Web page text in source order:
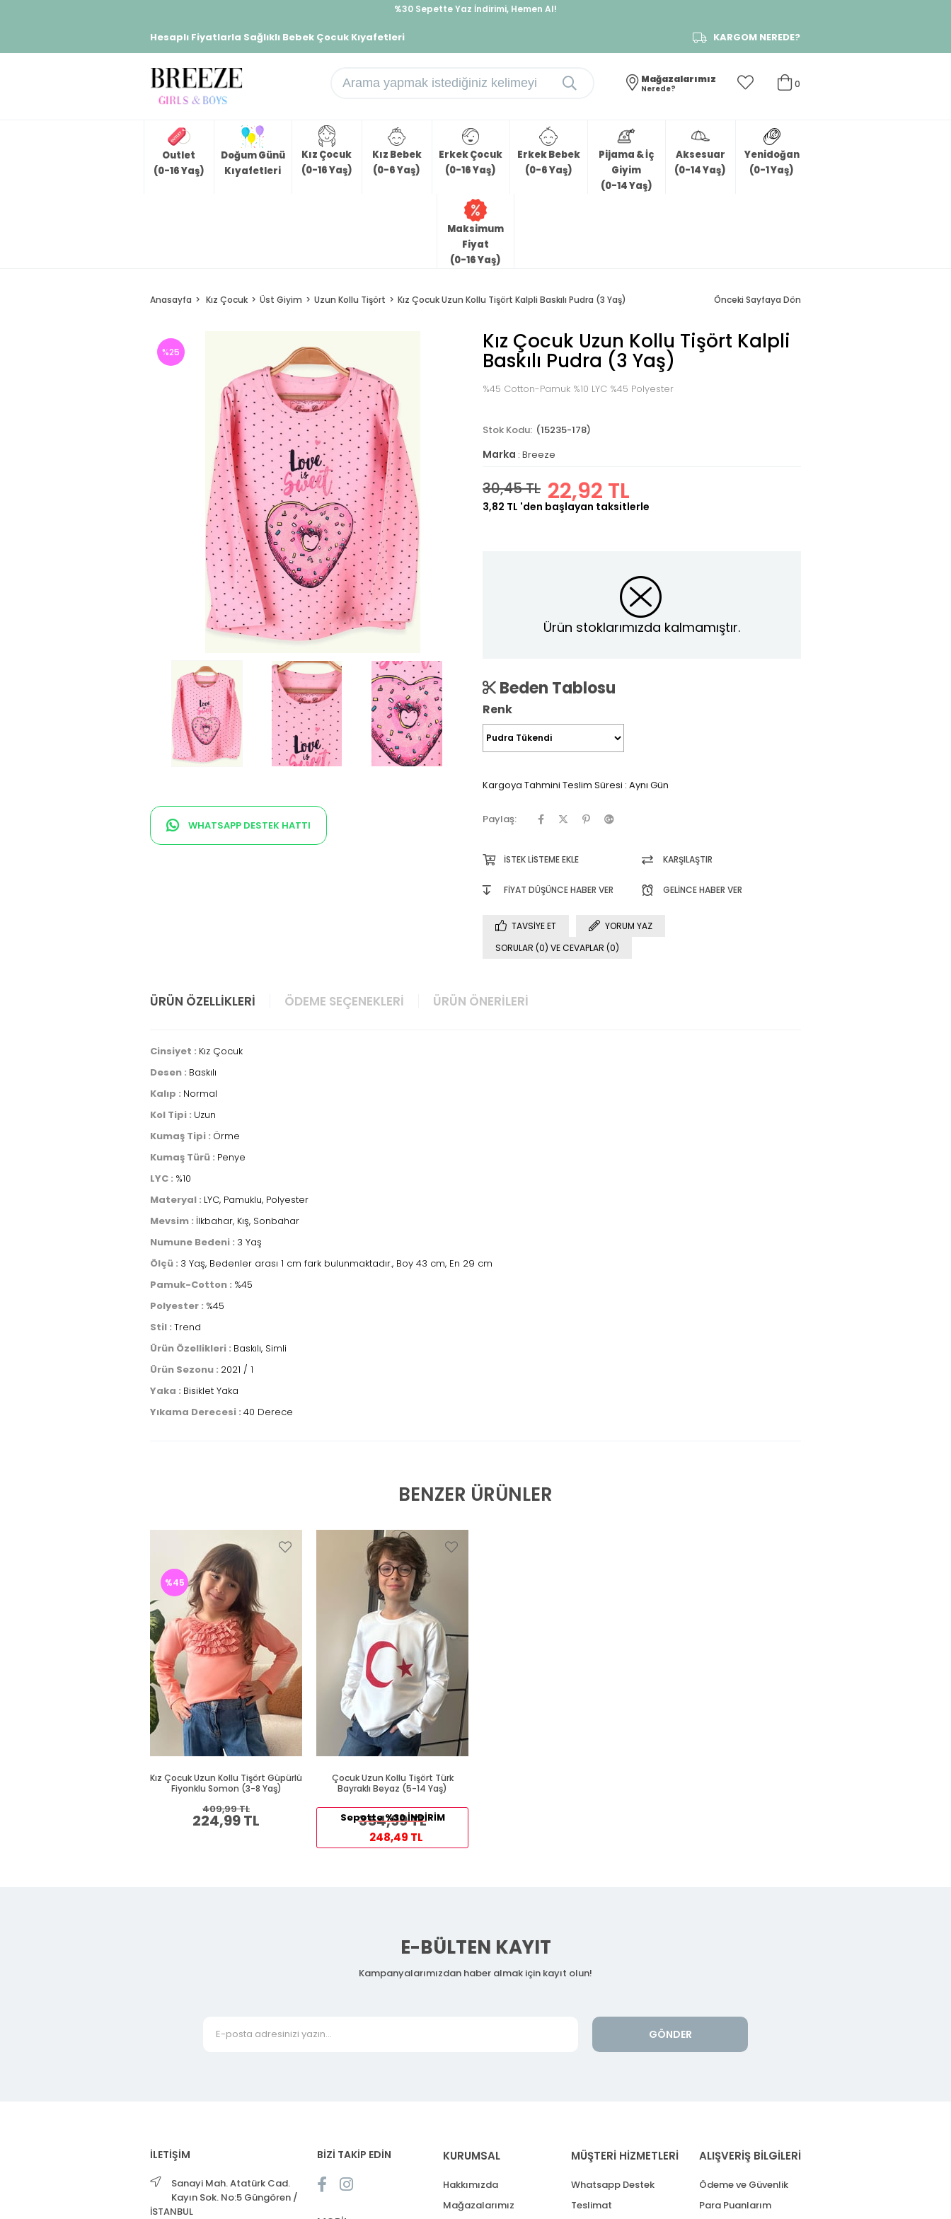
%30 Sepette Yaz İndirimi, Hemen Al!
Hesaplı Fiyatlarla Sağlıklı Bebek Çocuk Kıyafetleri KARGOM NEREDE?
0
Mağazalarımız
Nerede?
Outlet
(0-16 Yaş)
Doğum Günü
Kıyafetleri
Kız Çocuk
(0-16 Yaş)
Kız Bebek
(0-6 Yaş)
Erkek Çocuk
(0-16 Yaş)
Erkek Bebek
(0-6 Yaş)
Pijama & İç
Giyim
(0-14 Yaş)
Aksesuar
(0-14 Yaş)
Yenidoğan
(0-1 Yaş)
Maksimum
Fiyat
(0-16 Yaş)
Anasayfa Kız Çocuk Üst Giyim Uzun Kollu Tişört Kız Çocuk Uzun Kollu Tişört Kalpli Baskılı Pudra (3 Yaş) Önceki Sayfaya Dön
%25
WHATSAPP DESTEK HATTI
Kız Çocuk Uzun Kollu Tişört Kalpli
Baskılı Pudra (3 Yaş)
%45 Cotton-Pamuk %10 LYC %45 Polyester
(15235-178)
Marka : Breeze
30,45 TL 22,92 TL
3,82 TL 'den başlayan taksitlerle
Ürün stoklarımızda kalmamıştır.
Beden Tablosu
Renk
Kargoya Tahmini Teslim Süresi : Aynı Gün
Paylaş:
İSTEK LISTEME EKLE KARŞILAŞTIR
FIYAT DÜŞÜNCE HABER VER GELINCE HABER VER
TAVSIYE ET
YORUM YAZ
SORULAR (0) VE CEVAPLAR (0)
ÜRÜN ÖZELLIKLERI ÖDEME SEÇENEKLERI ÜRÜN ÖNERILERI
Cinsiyet : Kız Çocuk
Desen : Baskılı
Kalıp : Normal
Kol Tipi : Uzun
Kumaş Tipi : Örme
Kumaş Türü : Penye
LYC : %10
Materyal : LYC, Pamuklu, Polyester
Mevsim : İlkbahar, Kış, Sonbahar
Numune Bedeni : 3 Yaş
Ölçü : 3 Yaş, Bedenler arası 1 cm fark bulunmaktadır., Boy 43 cm, En 29 cm
Pamuk-Cotton : %45
Polyester : %45
Stil : Trend
Ürün Özellikleri : Baskılı, Simli
Ürün Sezonu : 2021 / 1
Yaka : Bisiklet Yaka
Yıkama Derecesi : 40 Derece
BENZER ÜRÜNLER
Kız Çocuk Uzun Kollu Tişört Güpürlü
Fiyonklu Somon (3-8 Yaş)
224,99 TL
409,99 TL
%45
Çocuk Uzun Kollu Tişört Türk
Bayraklı Beyaz (5-14 Yaş)
354,99 TL
Sepette %30 İNDİRİM
248,49 TL
E-BÜLTEN KAYIT
Kampanyalarımızdan haber almak için kayıt olun!
GÖNDER
İLETİŞİM
Sanayi Mah. Atatürk Cad.
Kayın Sok. No:5 Güngören /
İSTANBUL
BİZİ TAKİP EDİN KURUMSAL
Hakkımızda
Mağazalarımız
MÜŞTERİ HİZMETLERİ
Whatsapp Destek
Teslimat
ALIŞVERİŞ BİLGİLERİ
Ödeme ve Güvenlik
Para Puanlarım